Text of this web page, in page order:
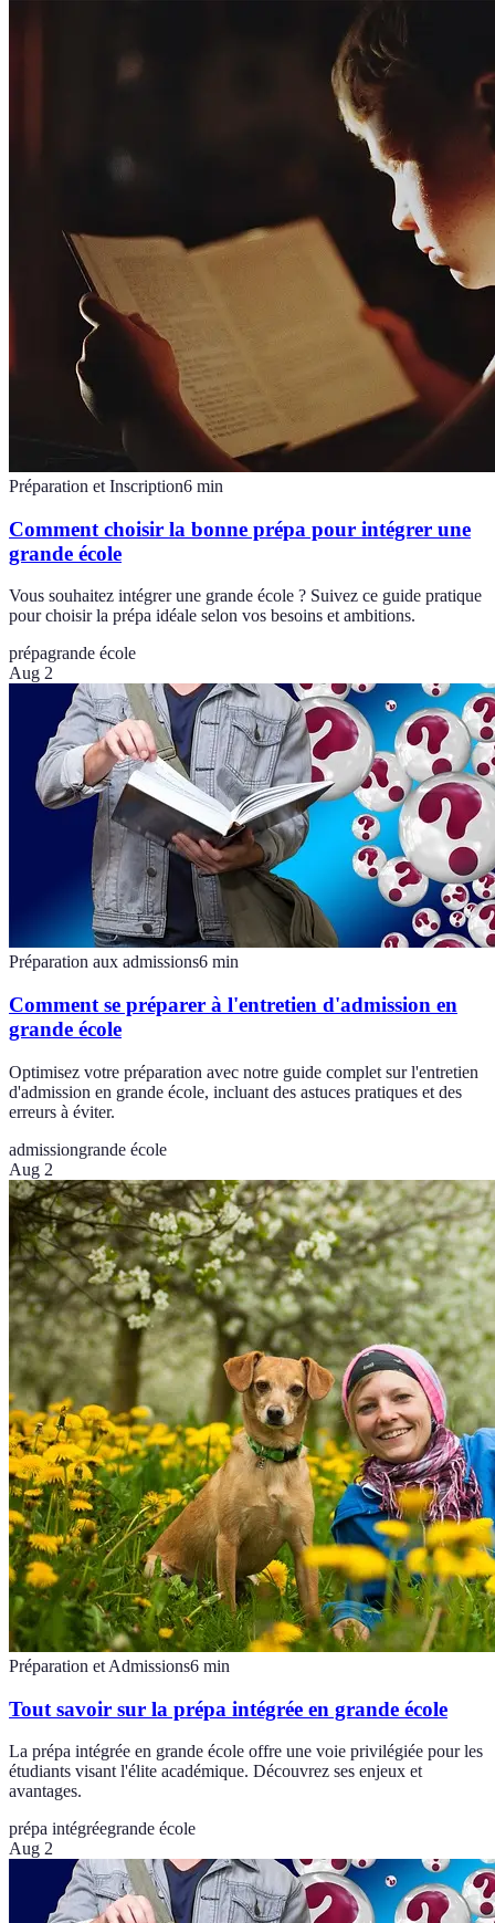
Préparation et Inscription6 min
Comment choisir la bonne prépa pour intégrer une
grande école
Vous souhaitez intégrer une grande école ? Suivez ce guide pratique
pour choisir la prépa idéale selon vos besoins et ambitions.
prépagrande école
Aug 2
Préparation aux admissions6 min
Comment se préparer à l'entretien d'admission en
grande école
Optimisez votre préparation avec notre guide complet sur l'entretien
d'admission en grande école, incluant des astuces pratiques et des
erreurs à éviter.
admissiongrande école
Aug 2
Préparation et Admissions6 min
Tout savoir sur la prépa intégrée en grande école
La prépa intégrée en grande école offre une voie privilégiée pour les
étudiants visant l'élite académique. Découvrez ses enjeux et
avantages.
prépa intégréegrande école
Aug 2